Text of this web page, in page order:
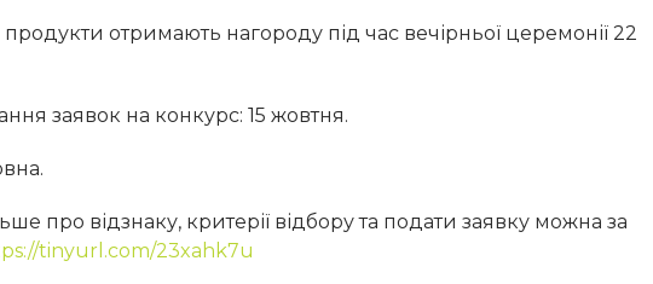
отримають нагороду під час вечірньої церемонії 22
заявок на конкурс: 15 жовтня.
про відзнаку, критерії відбору та подати заявку можна за
tinyurl.com/23xahk7u